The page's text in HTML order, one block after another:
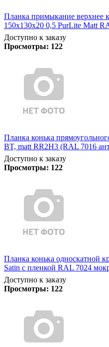
Планка примыкание верхнее
150х130х20 0,5 PurLite Matt
Доступно к заказу
Просмотры: 122
Планка конька
BT, matt RR2Н3 (RAL 7016
Доступно к заказу
Просмотры: 122
Планка конька односкатной
Satin с пленкой RAL 7024
Доступно к заказу
Просмотры: 122